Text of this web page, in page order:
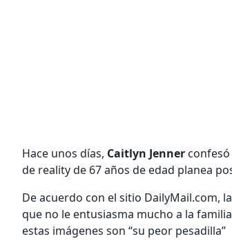
Hace unos días, Caitlyn Jenner
de reality de 67 años de edad planea
De acuerdo con el sitio DailyMail.com,
que no le entusiasma mucho a la
estas imágenes son “su peor pesadilla”